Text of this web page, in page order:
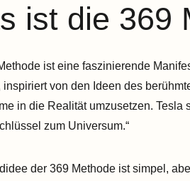
ist die 369
ist eine faszinierende
inspiriert von den Ideen des
in die Realität umzusetzen.
zum Universum.“
der 369 Methode ist simpel,